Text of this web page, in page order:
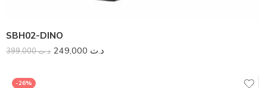
SBH02-DINO
د.ت399,000 د.ت
-26%